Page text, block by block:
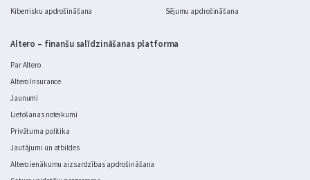
Kiberrisku apdrošināšana
Sējumu apdrošināšana
Altero – finanšu salīdzināšanas platforma
Par Altero
Altero Insurance
Jaunumi
Lietošanas noteikumi
Privātuma politika
Jautājumi un atbildes
Altero ienākumu aizsardzības apdrošināšana